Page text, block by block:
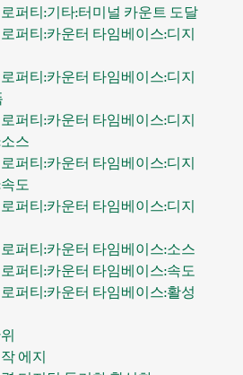
퍼티:기타:터미널 카운트 도달
퍼티:카운터 타임베이스:디지
퍼티:카운터 타임베이스:디지
퍼티:카운터 타임베이스:디지
스
퍼티:카운터 타임베이스:디지
도
퍼티:카운터 타임베이스:디지
퍼티:카운터 타임베이스:소스
퍼티:카운터 타임베이스:속도
퍼티:카운터 타임베이스:활성
에지